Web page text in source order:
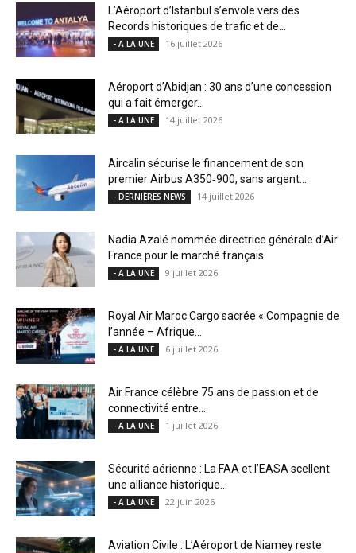
L’Aéroport d’Istanbul s’envole vers des
Records historiques de trafic et de...
- A LA UNE 16 juillet 2026
Aéroport d’Abidjan : 30 ans d’une concession
qui a fait émerger...
- A LA UNE 14 juillet 2026
Aircalin sécurise le financement de son
premier Airbus A350‑900, sans argent...
- DERNIÈRES NEWS 14 juillet 2026
Nadia Azalé nommée directrice générale d’Air
France pour le marché français
- A LA UNE 9 juillet 2026
Royal Air Maroc Cargo sacrée « Compagnie de
l’année – Afrique...
- A LA UNE 6 juillet 2026
Air France célèbre 75 ans de passion et de
connectivité entre...
- A LA UNE 1 juillet 2026
Sécurité aérienne : La FAA et l’EASA scellent
une alliance historique...
- A LA UNE 22 juin 2026
Aviation Civile : L’Aéroport de Niamey reste